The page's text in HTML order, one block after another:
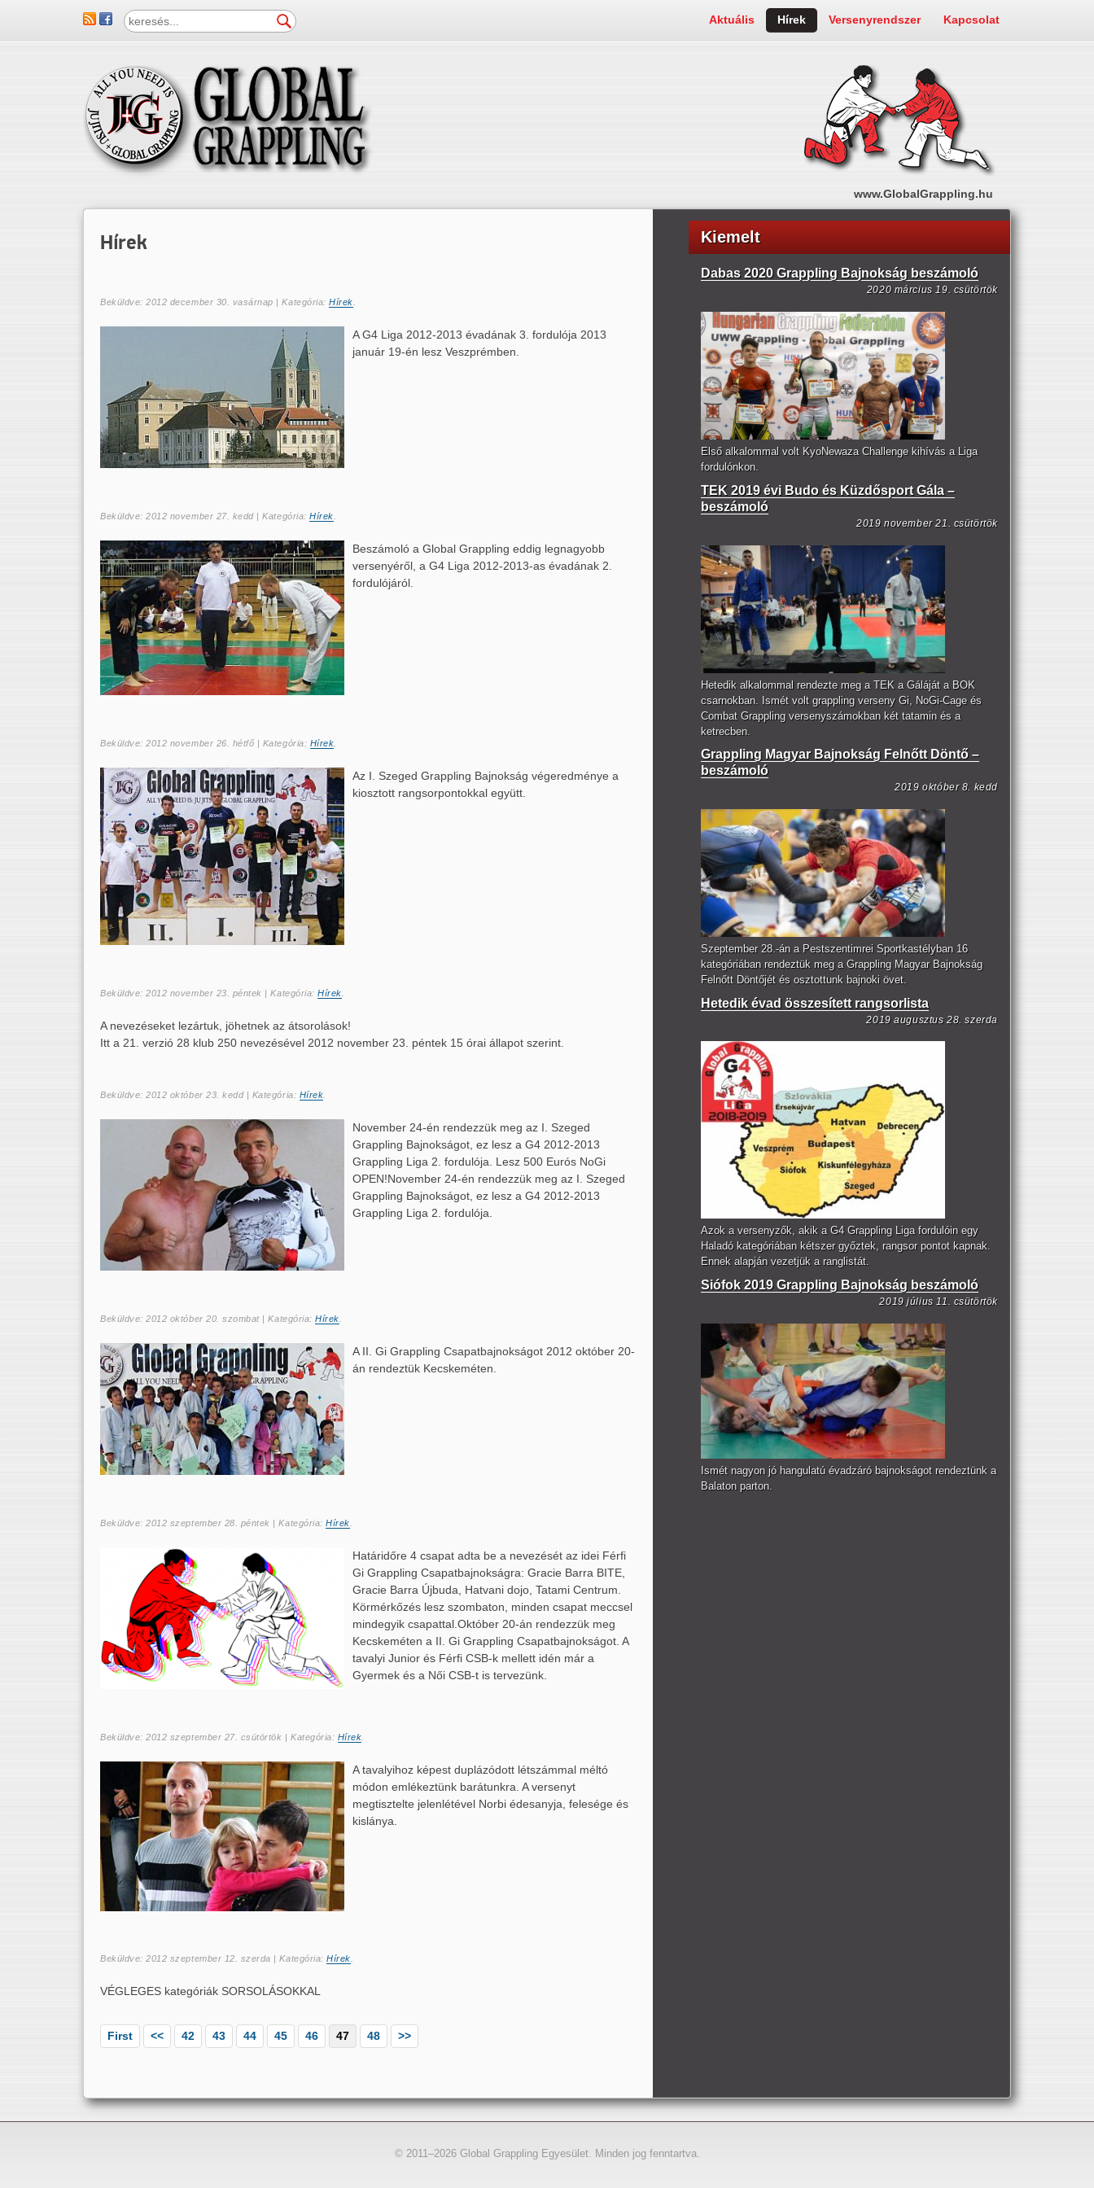
www.GlobalGrappling.hu
Aktuális Hírek Versenyrendszer Kapcsolat
Hírek
Beküldve:2012 december 30. vasárnap | Kategória:Hírek
A G4 Liga 2012-2013 évadának 3. fordulója 2013
január 19-én lesz Veszprémben.
Beküldve:2012 november 27. kedd| Kategória:Hírek
Beszámoló a Global Grappling eddig legnagyobb
versenyéről, a G4 Liga 2012-2013-as évadának 2.
fordulójáról.
Beküldve:2012 november 26. hétfő | Kategória: Hírek
Az I. Szeged Grappling Bajnokság végeredménye a
kiosztott rangsorpontokkal együtt.
Beküldve:2012 november 23. péntek | Kategória:Hírek
A nevezéseket lezártuk, jöhetnek az átsorolások!
Itt a 21. verzió 28 klub 250 nevezésével 2012 november 23. péntek 15 órai állapot szerint.
Beküldve:2012 október 23. kedd| Kategória: Hírek
November 24-én rendezzük meg az I. Szeged
Grappling Bajnokságot, ez lesz a G4 2012-2013
Grappling Liga 2. fordulója. Lesz 500 Eurós NoGi
OPEN!November 24-én rendezzük meg az I. Szeged
Grappling Bajnokságot, ez lesz a G4 2012-2013
Grappling Liga 2. fordulója.
Beküldve:2012 október 20. szombat| Kategória:Hírek
A II. Gi Grappling Csapatbajnokságot 2012 október 20-
án rendeztük Kecskeméten.
Beküldve:2012 szeptember 28. péntek | Kategória:Hírek
Határidőre 4 csapat adta be a nevezését az idei Férfi
Gi Grappling Csapatbajnokságra: Gracie Barra BITE,
Gracie Barra Újbuda, Hatvani dojo, Tatami Centrum.
Körmérkőzés lesz szombaton, minden csapat meccsel
mindegyik csapattal. Október 20-án rendezzük meg
Kecskeméten a II. Gi Grappling Csapatbajnokságot. A
tavalyi Junior és Férfi CSB-k mellett idén már a
Gyermek és a Női CSB-t is tervezünk.
Beküldve:2012 szeptember 27. csütörtök | Kategória: Hírek
A tavalyihoz képest duplázódott létszámmal méltó
módon emlékeztünk barátunkra. A versenyt
megtisztelte jelenlétével Norbi édesanyja, felesége és
kislánya.
Beküldve:2012 szeptember 12. szerda | Kategória:Hírek.
VÉGLEGES kategóriák SORSOLÁSOKKAL
First << 42 43 44 45 46 47 48 >>
Kiemelt
Dabas 2020 Grappling Bajnokság beszámoló
2020 március 19. csütörtök
Első alkalommal volt KyoNewaza Challenge kihívás a Liga
fordulónkon.
TEK 2019 évi Budo és Küzdősport Gála –
beszámoló
2019 november 21. csütörtök
Hetedik alkalommal rendezte meg a TEK a Gáláját a BOK
csarnokban. Ismét volt grappling verseny Gi, NoGi-Cage és
Combat Grappling versenyszámokban két tatamin és a
ketrecben.
Grappling Magyar Bajnokság Felnőtt Döntő –
beszámoló
2019 október 8. kedd
Szeptember 28.-án a Pestszentimrei Sportkastélyban 16
kategóriában rendeztük meg a Grappling Magyar Bajnokság
Felnőtt Döntőjét és osztottunk bajnoki övet.
Hetedik évad összesített rangsorlista
2019 augusztus 28. szerda
Azok a versenyzők, akik a G4 Grappling Liga fordulóin egy
Haladó kategóriában kétszer győztek, rangsor pontot kapnak.
Ennek alapján vezetjük a ranglistát.
Siófok 2019 Grappling Bajnokság beszámoló
2019 július 11. csütörtök
Ismét nagyon jó hangulatú évadzáró bajnokságot rendeztünk a
Balaton parton.
© 2011–2026 Global Grappling Egyesület. Minden jog fenntartva.